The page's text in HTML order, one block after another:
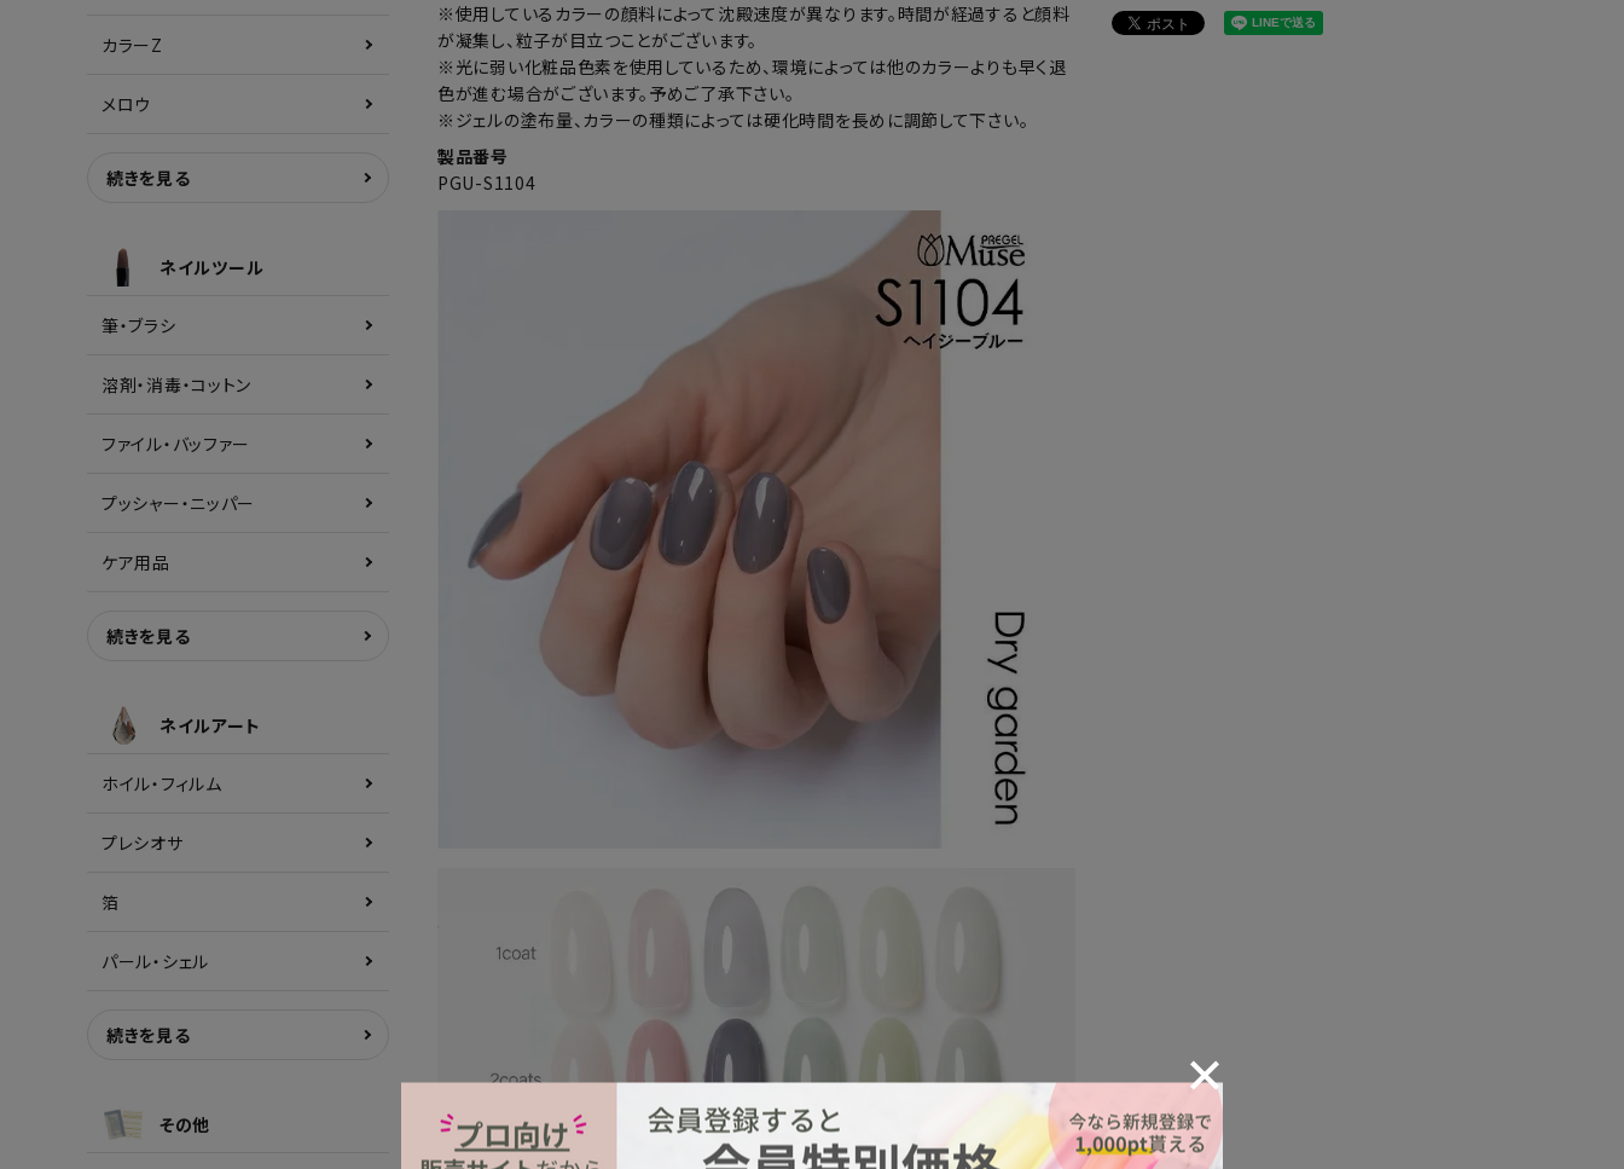
カラーZ
メロウ
続きを見る
ネイルツール
筆・ブラシ
溶剤・消毒・コットン
ファイル・バッファー
プッシャー・ニッパー
ケア用品
続きを見る
ネイルアート
ホイル・フィルム
プレシオサ
箔
パール・シェル
続きを見る
その他
※使用しているカラーの顔料によって沈殿速度が異なります。時間が経過すると顔料
が凝集し、粒子が目立つことがございます。
※光に弱い化粧品色素を使用しているため、環境によっては他のカラーよりも早く退
色が進む場合がございます。予めご了承下さい。
※ジェルの塗布量、カラーの種類によっては硬化時間を長めに調節して下さい。
製品番号
PGU-S1104